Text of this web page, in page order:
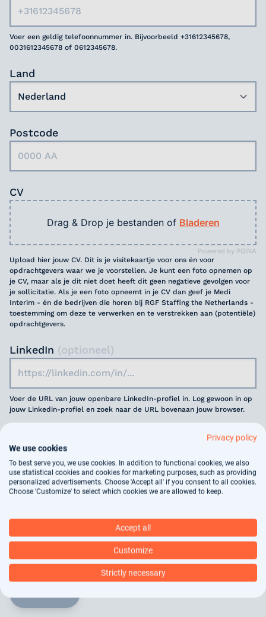
Voer een geldig telefoonnummer in. Bijvoorbeeld +31612345678,
0031612345678 of 0612345678.
Land
Postcode
CV
Powered by PQINA
Drag & Drop je bestanden of Bladeren
Upload hier jouw CV. Dit is je visitekaartje voor ons én voor
opdrachtgevers waar we je voorstellen. Je kunt een foto opnemen op
je CV, maar als je dit niet doet heeft dit geen negatieve gevolgen voor
je sollicitatie. Als je een foto opneemt in je CV dan geef je Medi
Interim - én de bedrijven die horen bij RGF Staffing the Netherlands -
toestemming om deze te verwerken en te verstrekken aan (potentiële)
opdrachtgevers.
LinkedIn (optioneel)
Voer de URL van jouw openbare LinkedIn-profiel in. Log gewoon in op
jouw Linkedin-profiel en zoek naar de URL bovenaan jouw browser.
arbeidsbemiddeling, dit vindt deels geautomatiseerd
plaats. In onsprivacy statementkun je nalezen hoe
wij jouw gegevens verwerken.
Privacy policy
We use cookies
To best serve you, we use cookies. In addition to functional cookies, we also
use statistical cookies and cookies for marketing purposes, such as providing
personalized advertisements. Choose 'Accept all' if you consent to all cookies.
Choose 'Customize' to select which cookies we are allowed to keep.
Accept all
Customize
Strictly necessary